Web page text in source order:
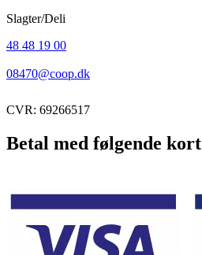
Slagter/Deli
48 48 19 00
08470@coop.dk
CVR: 69266517
Betal med følgende kort